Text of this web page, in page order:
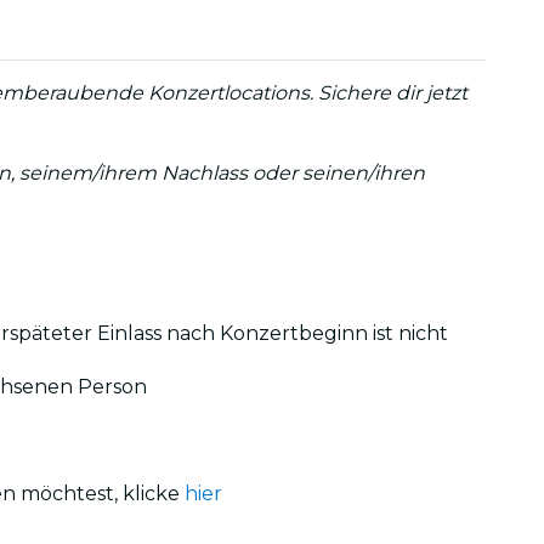
Konzertlocations. Sichere dir jetzt
seinem/ihrem Nachlass oder seinen/ihren
Einlass nach Konzertbeginn ist nicht
Person
möchtest, klicke hier